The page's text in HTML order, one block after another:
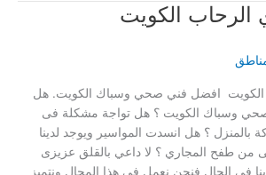
الرحاب الكويت
الكويت افضل فني صحي وسباك الكويت. هل
وسباك الكويت ؟ هل تواجة مشكلة فى
بالمنزل ؟ هل انسدت المواسير ويوجد لدينا
من طفح المجاري ؟ لا داعي بالقلق عزيزى
فى الحال فنحن نعمل فى هذا المجال ونتميز